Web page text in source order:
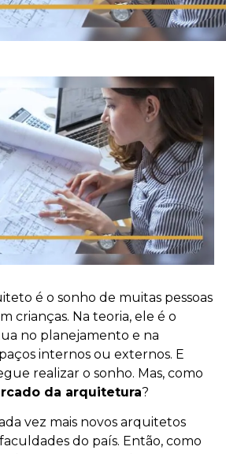
é o sonho de muitas pessoas
crianças. Na teoria, ele é o
no planejamento e na
internos ou externos. E
realizar o sonho. Mas, como
da arquitetura?
vez mais novos arquitetos
do país. Então, como